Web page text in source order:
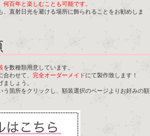
百年と楽しむことも可能です。
直射日光を避ける場所に飾られることをお勧めしま
を数種類用意しています。
わせて、 完全オーダーメイドにて製作致します！
しょう。
う箇所をクリックし、額装選択のページよりお好みの額